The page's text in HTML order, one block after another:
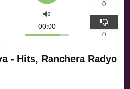
- Hits, Ranchera Radyo
00:00
0
0